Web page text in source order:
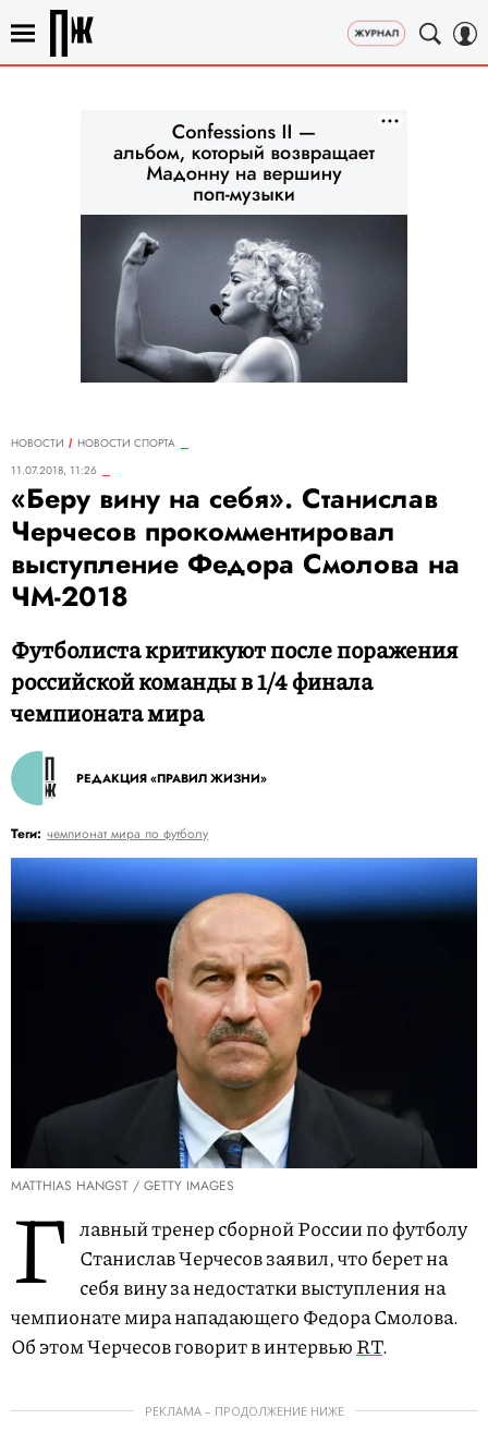
НОВОСТИ
НОВОСТИ СПОРТА
11.07.2018, 11:26
«Беру вину на себя». Станислав
Черчесов прокомментировал
выступление Федора Смолова на
ЧМ-2018
Футболиста критикуют после поражения
российской команды в 1/4 финала
чемпионата мира
РЕДАКЦИЯ «ПРАВИЛ ЖИЗНИ»
Теги: чемпионат мира по футболу
MATTHIAS HANGST / GETTY IMAGES
Г лавный тренер сборной России по футболу
Станислав Черчесов заявил, что берет на
себя вину за недостатки выступления на
чемпионате мира нападающего Федора Смолова.
Об этом Черчесов говорит в интервьюRT.
РЕКЛАМА – ПРОДОЛЖЕНИЕ НИЖЕ